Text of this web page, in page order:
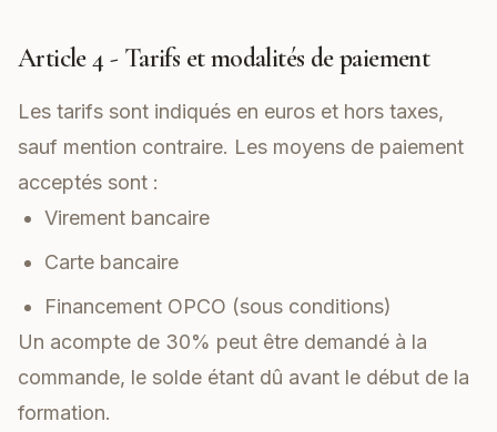
Article 4 - Tarifs et modalités de paiement
Les tarifs sont indiqués en euros et hors taxes,
sauf mention contraire. Les moyens de paiement
acceptés sont :
Virement bancaire
Carte bancaire
Financement OPCO (sous conditions)
Un acompte de 30% peut être demandé à la
commande, le solde étant dû avant le début de la
formation.